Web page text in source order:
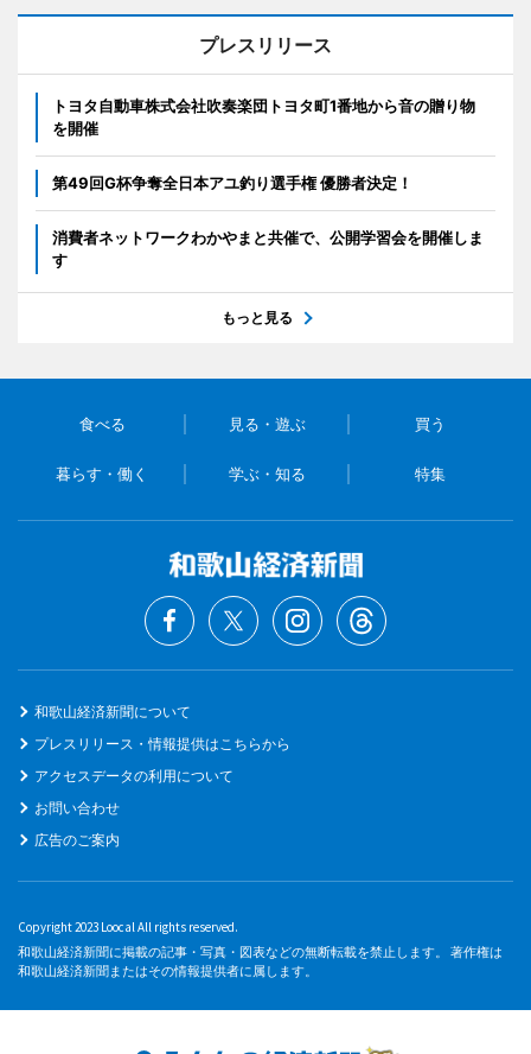
プレスリリース
トヨタ自動車株式会社吹奏楽団トヨタ町1番地から音の贈り物
を開催
第49回G杯争奪全日本アユ釣り選手権 優勝者決定！
消費者ネットワークわかやまと共催で、公開学習会を開催しま
す
もっと見る
食べる 見る・遊ぶ 買う
暮らす・働く 学ぶ・知る 特集
和歌山経済新聞について
プレスリリース・情報提供はこちらから
アクセスデータの利用について
お問い合わせ
広告のご案内
Copyright 2023 Loocal All rights reserved.
和歌山経済新聞に掲載の記事・写真・図表などの無断転載を禁止します。 著作権は
和歌山経済新聞またはその情報提供者に属します。